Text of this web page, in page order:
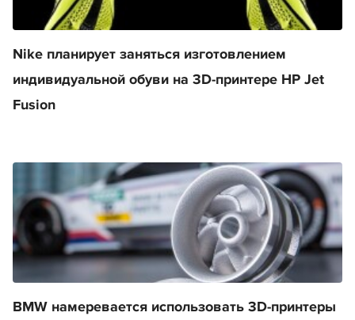
Nike планирует заняться изготовлением
индивидуальной обуви на 3D-принтере HP Jet
Fusion
BMW намеревается использовать 3D-принтеры